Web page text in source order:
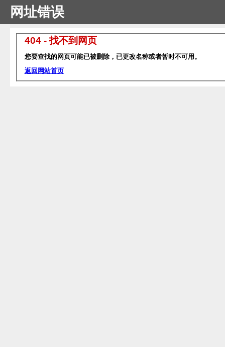
网址错误
404 - 找不到网页
您要查找的网页可能已被删除，已更改名称或者暂时不可用。
返回网站首页